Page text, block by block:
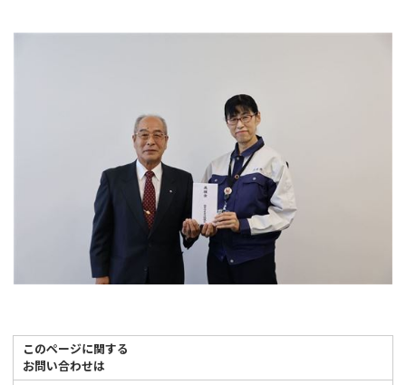
このページに関する
お問い合わせは